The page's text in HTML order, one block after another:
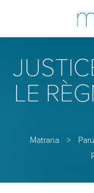
LE
Matrana>